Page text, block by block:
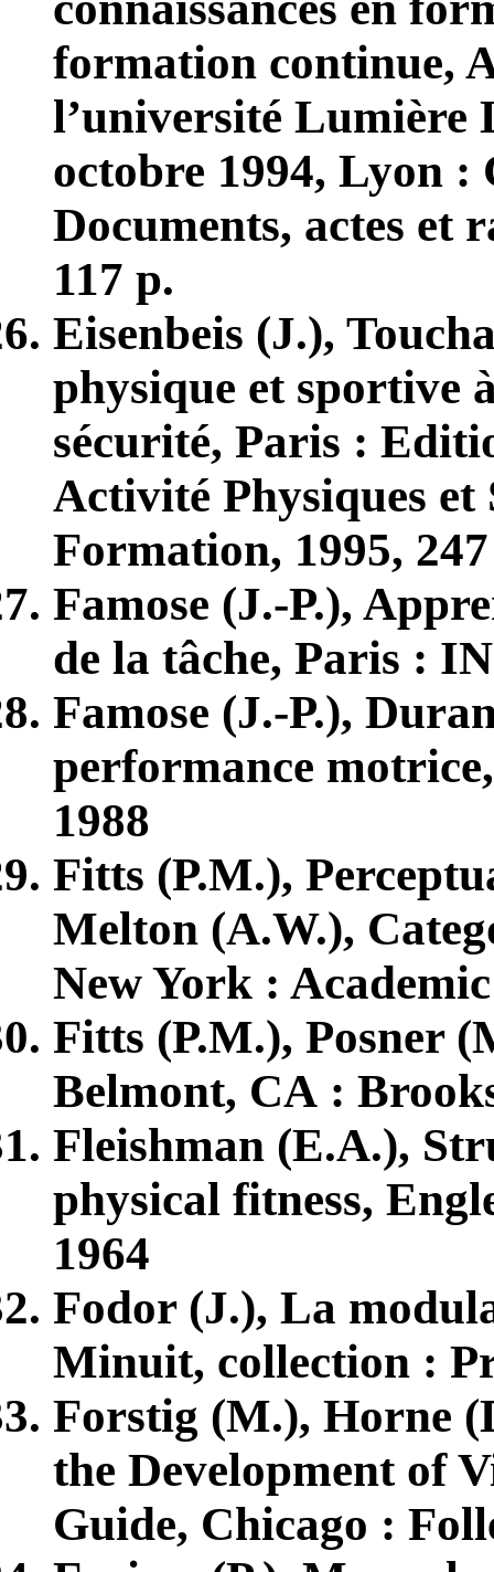
formation continue,
l’université Lumière
octobre 1994, Lyon :
Documents, actes et
117 p.
Eisenbeis (J.),
physique et sportive
sécurité, Paris :
Activité Physiques et
Formation, 1995,
Famose (J.-P.),
de la tâche, Paris :
Famose (J.-P.),
performance
1988
Fitts (P.M.),
Melton (A.W.),
New York :
Fitts (P.M.), Posner
Belmont, CA :
Fleishman (E.A.),
physical fitness,
1964
Fodor (J.), La
Minuit, collection :
Forstig (M.), Horne
the Development of
Guide, Chicago :